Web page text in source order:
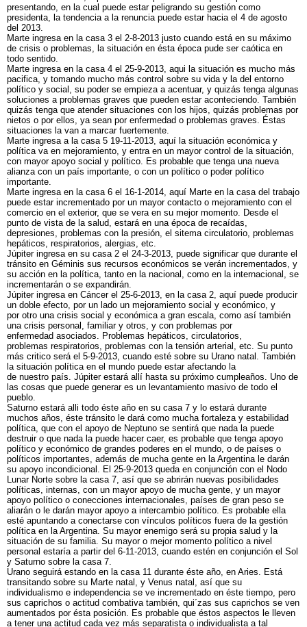
presentando, en la cual puede estar peligrando su gestión como
presidenta, la tendencia a la renuncia puede estar hacia el 4 de agosto
del 2013.
Marte ingresa en la casa 3 el 2-8-2013 justo cuando está en su máximo
de crisis o problemas, la situación en ésta época pude ser caótica en
todo sentido.
Marte ingresa en la casa 4 el 25-9-2013, aqui la situación es mucho más
pacifica, y tomando mucho más control sobre su vida y la del entorno
político y social, su poder se empieza a acentuar, y quizás tenga algunas
soluciones a problemas graves que pueden estar aconteciendo. También
quizás tenga que atender situaciones con los hijos, quizás problemas por
nietos o por ellos, ya sean por enfermedad o problemas graves. Éstas
situaciones la van a marcar fuertemente.
Marte ingresa a la casa 5 19-11-2013, aquí la situación económica y
política va en mejoramiento, y entra en un mayor control de la situación,
con mayor apoyo social y político. Es probable que tenga una nueva
alianza con un país importante, o con un político o poder político
importante.
Marte ingresa en la casa 6 el 16-1-2014, aquí Marte en la casa del trabajo
puede estar incrementado por un mayor contacto o mejoramiento con el
comercio en el exterior, que se vera en su mejor momento. Desde el
punto de vista de la salud, estará en una época de recaídas,
depresiones, problemas con la presión, el sitema circulatorio, problemas
hepáticos, respiratorios, alergias, etc.
Júpiter ingresa en su casa 2 el 24-3-2013, puede significar que durante el
tránsito en Géminis sus recursos económicos se verán incrementados, y
su acción en la política, tanto en la nacional, como en la internacional, se
incrementarán o se expandirán.
Júpiter ingresa en Cáncer el 25-6-2013, en la casa 2, aquí puede producir
un doble efecto, por un lado un mejoramiento social y económico, y
por otro una crisis social y económica a gran escala, como así también
una crisis personal, familiar y otros, y con problemas por
enfermedad asociados. Problemas hepáticos, circulatorios,
problemas respiratorios, problemas con la tensión arterial, etc. Su punto
más critico será el 5-9-2013, cuando esté sobre su Urano natal. También
la situación política en el mundo puede estar afectando la
de nuestro país. Júpiter estará allí hasta su próximo cumpleaños. Uno de
las cosas que puede generar es un levantamiento masivo de todo el
pueblo.
Saturno estará alli todo éste año en su casa 7 y lo estará durante
muchos años, éste tránsito le dará como mucha fortaleza y estabilidad
política, que con el apoyo de Neptuno se sentirá que nada la puede
destruir o que nada la puede hacer caer, es probable que tenga apoyo
político y económico de grandes poderes en el mundo, o de países o
políticos importantes, además de mucha gente en la Argentina le darán
su apoyo incondicional. El 25-9-2013 queda en conjunción con el Nodo
Lunar Norte sobre la casa 7, así que se abrirán nuevas posibilidades
políticas, internas, con un mayor apoyo de mucha gente, y un mayor
apoyo político o conecciones internacionales, países de gran peso se
aliarán o le darán mayor apoyo a intercambio político. Es probable ella
esté apuntando a conectarse con vínculos políticos fuera de la gestión
política en la Argentina. Su mayor enemigo será su propia salud y la
situación de su familia. Su mayor o mejor momento político a nivel
personal estaría a partir del 6-11-2013, cuando estén en conjunción el Sol
y Saturno sobre la casa 7.
Urano seguirá estando en la casa 11 durante éste año, en Aries. Está
transitando sobre su Marte natal, y Venus natal, así que su
individualismo e independencia se ve incrementado en éste tiempo, pero
sus caprichos o actitud combativa también, qui´zas sus caprichos se ven
aumentados por ésta posición. Es probable que éstos aspectos le lleven
a tener una actitud cada vez más separatista o individualista a tal